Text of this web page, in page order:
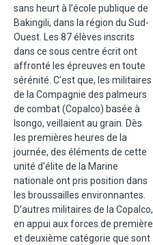
sans heurt à l’école publique de
Bakingili, dans la région du Sud-
Ouest. Les 87 élèves inscrits
dans ce sous centre écrit ont
affronté les épreuves en toute
sérénité. C’est que, les militaires
de la Compagnie des palmeurs
de combat (Copalco) basée à
Isongo, veillaient au grain. Dès
les premières heures de la
journée, des éléments de cette
unité d’élite de la Marine
nationale ont pris position dans
les broussailles environnantes.
D’autres militaires de la Copalco,
en appui aux forces de première
et deuxième catégorie que sont